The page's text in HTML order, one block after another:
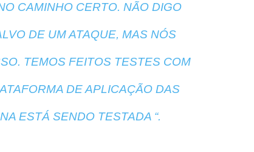
CAMINHO CERTO. NÃO DIGO
DE UM ATAQUE, MAS NÓS
TEMOS FEITOS TESTES COM
DE APLICAÇÃO DAS
ESTÁ SENDO TESTADA “.